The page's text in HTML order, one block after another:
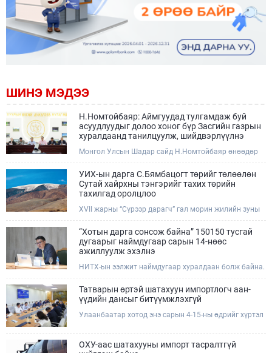
ШИНЭ МЭДЭЭ
Н.Номтойбаяр: Аймгуудад тулгамдаж буй
асуудлуудыг долоо хоног бүр Засгийн газрын
хуралдаанд танилцуулж, шийдвэрлүүлнэ
Монгол Улсын Шадар сайд Н.Номтойбаяр өнөөдөр
сайдын 10 дугаар албан даалгавар, Улсын Онцгой
комиссын даргын 3 дугаар тушаалын хүрээнд
Өмнөговь аймагт байгаль орчин, уул уурхайн 358
зөрчил илрүүлж, 200 гаруйг нь арилгуулаад байна.
УИХ-ын дарга С.Бямбацогт төрийг төлөөлөн
Сутай хайрхны тэнгэрийг тахих төрийн
тахилгад оролцлоо
XVII жарны “Сүрээр дарагч” гал морин жилийн зуны
өдөр /2026.08.06/ Сутай хайрхны тэнгэрийг тайх
төрийн тахилга боллоо.
“Хотын дарга сонсож байна” 150150 тусгай
дугаарыг наймдугаар сарын 14-нөөс
ажиллуулж эхэлнэ
НИТХ-ын ээлжит наймдугаар хуралдаан болж байна.
захиргааны байгууллага, албан тушаалтанд 2025,
2026 оны эхний хагас жилийн байдлаар иргэдээс
ирсэн өргөдөл, гомдлын шийдвэрлэлтийн тайлан
мэдээллийг сонслоо.
Татварын өртэй шатахуун импортлогч аан-
үүдийн дансыг битүүмжлэхгүй
Улаанбаатар хотод энэ сарын 4-15-ны өдрийг хүртэл
шатахуун түгээх станцуудын өдрийн борлуулалт хоёр
ОХУ-аас шатахууны импорт тасралтгүй